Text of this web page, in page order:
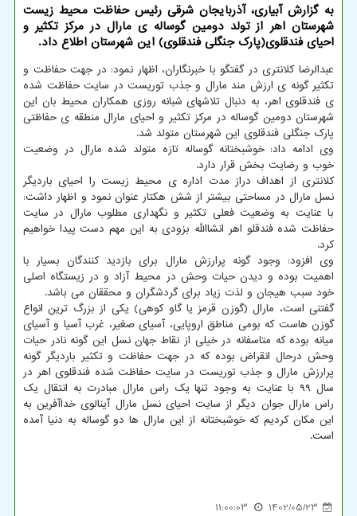
به گزارش آبیاری، آذربایجان شرقی رئیس حفاظت محیط زیست
شهرستان اهر از تولد دومین گوساله ی مارال در مرکز تکثیر و
احیای فندقلوی(پارک جنگلی فندقلوی) این شهرستان اطلاع داد.
عبدالرضا کلانتری در گفتگو با خبرنگاران، اظهار نمود: در جهت حفاظت و
تکثیر گونه ی ارزش مند مارال و جذب توریست در سایت حفاظت شده
ی فندقلوی اهر، به دنبال تلاشهای شبانه روزی همکاران محیط بان این
شهرستان دومین گوساله در مرکز تکثیر و احیای مارال منطقه ی حفاظتی
پارک جنگلی فندقلوی این شهرستان متولد شد.
وی ادامه داد: خوشبختانه گوساله تازه متولد شده مارال در وضعیت
خوب و رضایت بخش قرار دارد.
کلانتری از اهداف دراز مدت اداره ی محیط زیست را احیای باردیگر
نسل مارال در مساحتی بیشتر از شش هکتار عنوان نمود و اظهار داشت:
با عنایت به وضعیت فعلی تکثیر و نگهداری مطلوب مارال در سایت
حفاظت شده فندقلو اهر انشاالله بزودی به این مهم دست پیدا خواهیم
کرد.
وی افزود: وجود گونه پرارزش مارال برای بازدید کنندگان بسیار با
اهمیت بوده و دیدن حیات وحش در محیط آزاد و در زیستگاه اصلی
خود سبب هیجان و لذت زیاد برای گردشگران و محققان می باشد.
گفتنی است، مارال (گوزن قرمز یا گاو کوهی) یکی از بزرگ ترین انواع
گوزن هاست که بومی مناطق اروپایی، آسیای صغیر، غرب آسیا و آسیای
میانه بوده که متاسفانه در خیلی از نقاط جهان نسل این گونه نادر حیات
وحش درحال انقراض بوده که در جهت حفاظت و تکثیر باردیگر گونه
پرارزش مارال و جذب توریست در سایت حفاظت شده فندقلوی اهر در
سال ۹۹ با عنایت به وجود تنها یک راس مارال مبادرت به انتقال یک
راس مارال جوان دیگر از سایت احیای نسل مارال آینالوی خداآفرین به
این مکان کردیم که خوشبختانه از این مارال ها دو گوساله به دنیا آمده
است.
1402/05/23
11:00:03